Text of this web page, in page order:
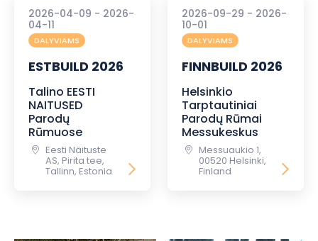
2026-04-09 - 2026-
04-11
DALYVIAMS
ESTBUILD 2026
Talino EESTI
NAITUSED
Parodų
Rūmuose
Eesti Näituste
AS, Pirita tee,
Tallinn, Estonia
2026-09-29 - 2026-
10-01
DALYVIAMS
FINNBUILD 2026
Helsinkio
Tarptautiniai
Parodų Rūmai
Messukeskus
Messuaukio 1,
00520 Helsinki,
Finland